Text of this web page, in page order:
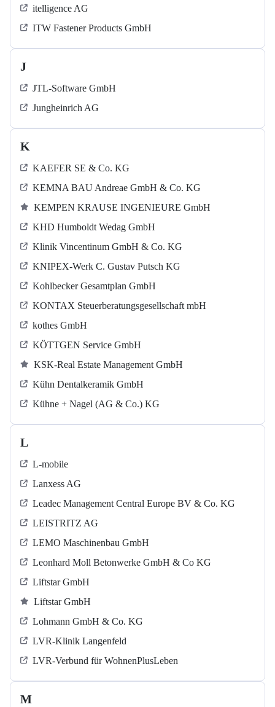
itelligence AG
ITW Fastener Products GmbH
J
JTL-Software GmbH
Jungheinrich AG
K
KAEFER SE & Co. KG
KEMNA BAU Andreae GmbH & Co. KG
KEMPEN KRAUSE INGENIEURE GmbH
KHD Humboldt Wedag GmbH
Klinik Vincentinum GmbH & Co. KG
KNIPEX-Werk C. Gustav Putsch KG
Kohlbecker Gesamtplan GmbH
KONTAX Steuerberatungsgesellschaft mbH
kothes GmbH
KÖTTGEN Service GmbH
KSK-Real Estate Management GmbH
Kühn Dentalkeramik GmbH
Kühne + Nagel (AG & Co.) KG
L
L-mobile
Lanxess AG
Leadec Management Central Europe BV & Co. KG
LEISTRITZ AG
LEMO Maschinenbau GmbH
Leonhard Moll Betonwerke GmbH & Co KG
Liftstar GmbH
Liftstar GmbH
Lohmann GmbH & Co. KG
LVR-Klinik Langenfeld
LVR-Verbund für WohnenPlusLeben
M